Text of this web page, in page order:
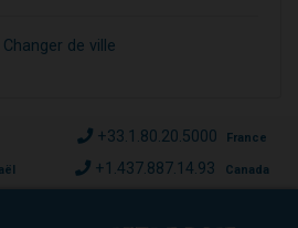
de ville
+33.1.80.20.5000 France
+1.437.887.14.93 Canada